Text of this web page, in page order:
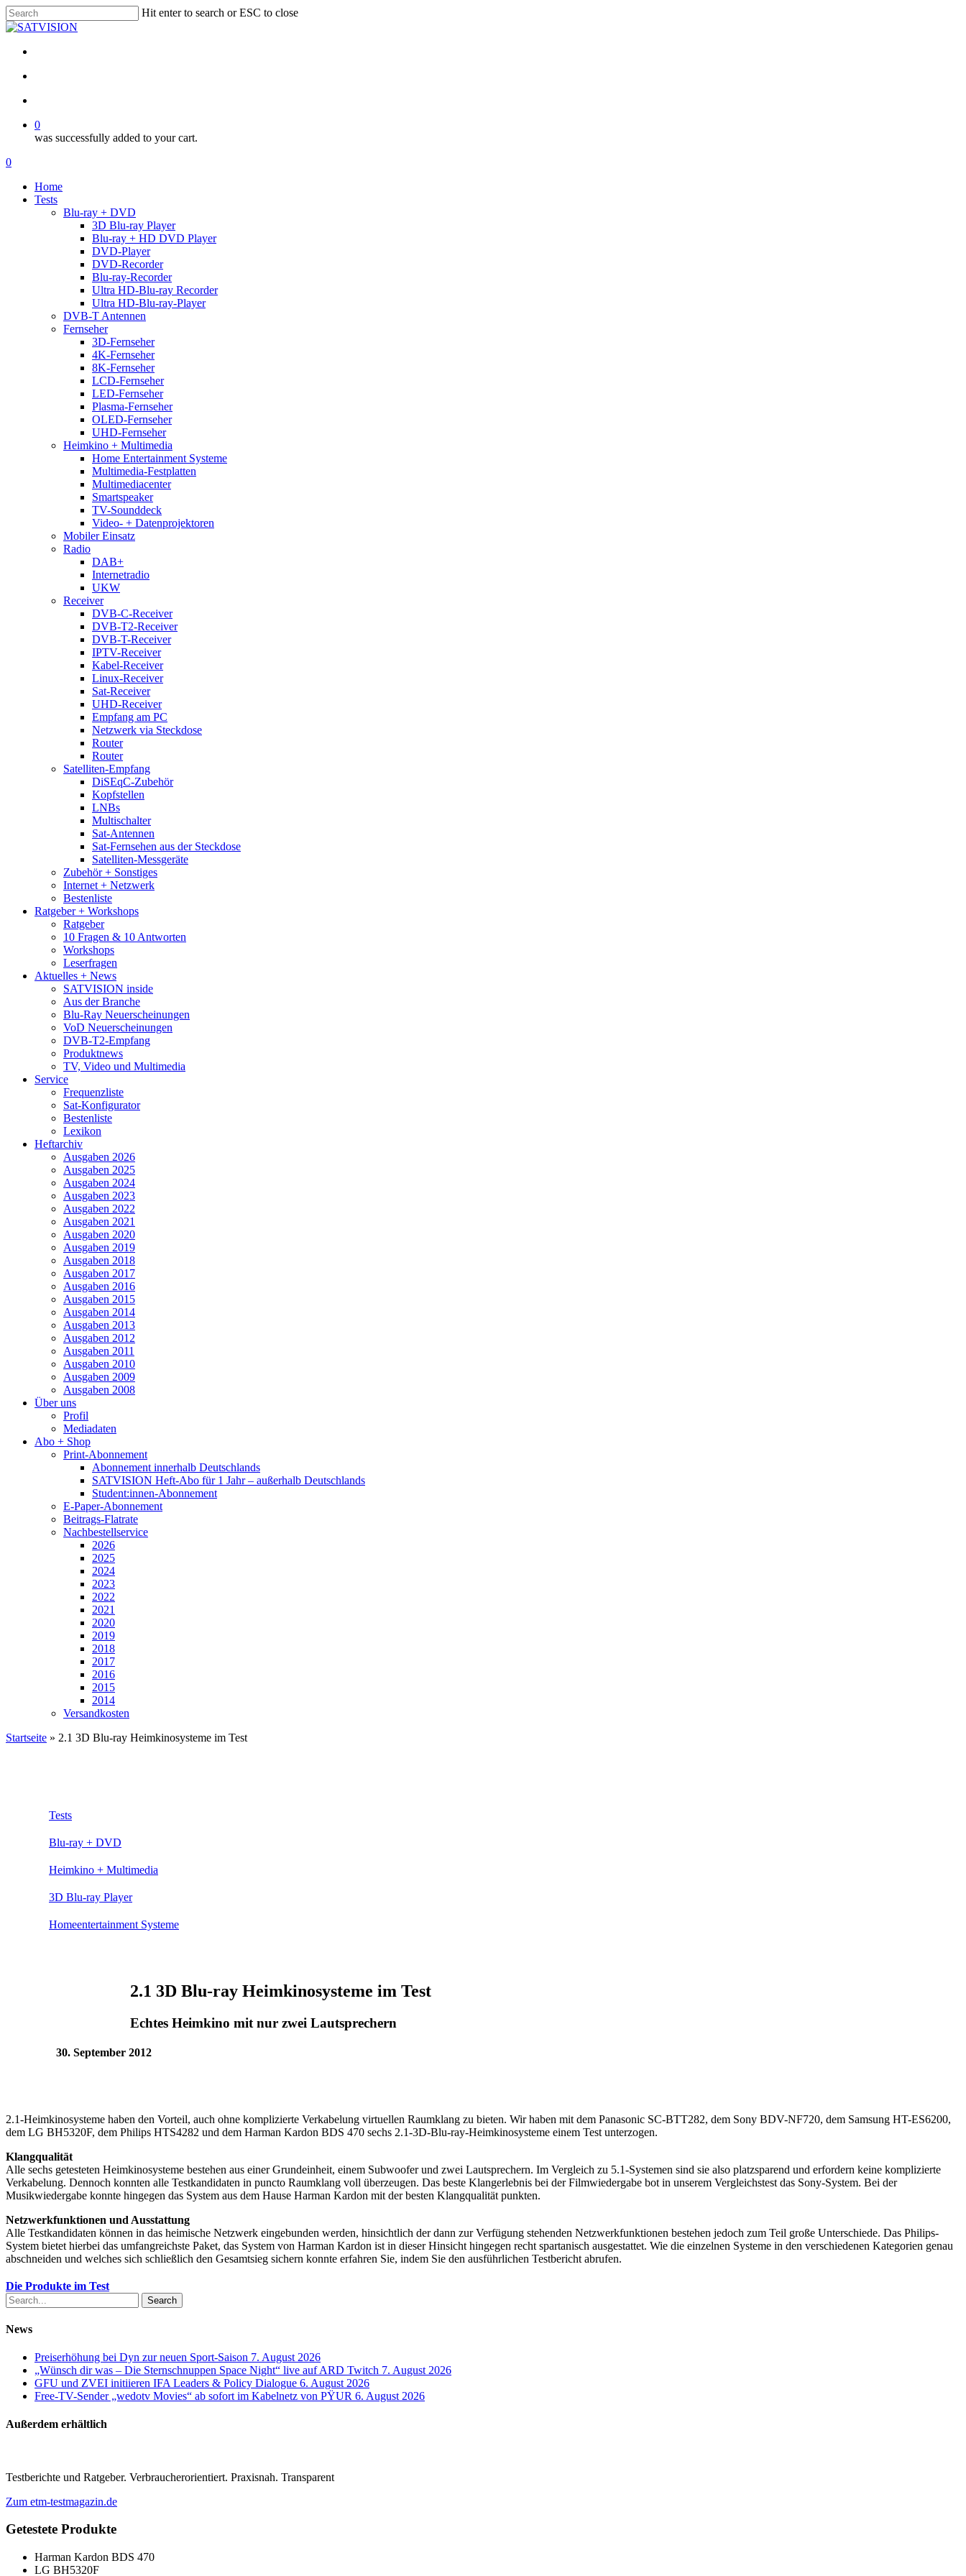
Skip
to
content
Hit enter to search or ESC to close
Close
0
was successfully added to your cart.
Menu
search
account
0
Home
Tests
Blu-ray + DVD
3D Blu-ray Player
Blu-ray + HD DVD Player
DVD-Player
DVD-Recorder
Blu-ray-Recorder
Ultra HD-Blu-ray Recorder
Ultra HD-Blu-ray-Player
DVB-T Antennen
Fernseher
3D-Fernseher
4K-Fernseher
8K-Fernseher
LCD-Fernseher
LED-Fernseher
Plasma-Fernseher
OLED-Fernseher
UHD-Fernseher
Heimkino + Multimedia
Home Entertainment Systeme
Multimedia-Festplatten
Multimediacenter
Smartspeaker
TV-Sounddeck
Video- + Datenprojektoren
Mobiler Einsatz
Radio
DAB+
Internetradio
UKW
Receiver
DVB-C-Receiver
DVB-T2-Receiver
DVB-T-Receiver
IPTV-Receiver
Kabel-Receiver
Linux-Receiver
Sat-Receiver
UHD-Receiver
Empfang am PC
Netzwerk via Steckdose
Router
Router
Satelliten-Empfang
DiSEqC-Zubehör
Kopfstellen
LNBs
Multischalter
Sat-Antennen
Sat-Fernsehen aus der Steckdose
Satelliten-Messgeräte
Zubehör + Sonstiges
Internet + Netzwerk
Bestenliste
Ratgeber + Workshops
Ratgeber
10 Fragen & 10 Antworten
Workshops
Leserfragen
Aktuelles + News
SATVISION inside
Aus der Branche
Blu-Ray Neuerscheinungen
VoD Neuerscheinungen
DVB-T2-Empfang
Produktnews
TV, Video und Multimedia
Service
Frequenzliste
Sat-Konfigurator
Bestenliste
Lexikon
Heftarchiv
Ausgaben 2026
Ausgaben 2025
Ausgaben 2024
Ausgaben 2023
Ausgaben 2022
Ausgaben 2021
Ausgaben 2020
Ausgaben 2019
Ausgaben 2018
Ausgaben 2017
Ausgaben 2016
Ausgaben 2015
Ausgaben 2014
Ausgaben 2013
Ausgaben 2012
Ausgaben 2011
Ausgaben 2010
Ausgaben 2009
Ausgaben 2008
Über uns
Profil
Mediadaten
Abo + Shop
Print-Abonnement
Abonnement innerhalb Deutschlands
SATVISION Heft-Abo für 1 Jahr – außerhalb Deutschlands
Student:innen-Abonnement
E-Paper-Abonnement
Beitrags-Flatrate
Nachbestellservice
2026
2025
2024
2023
2022
2021
2020
2019
2018
2017
2016
2015
2014
Versandkosten
Startseite » 2.1 3D Blu-ray Heimkinosysteme im Test
Tests
Blu-ray + DVD
Heimkino + Multimedia
3D Blu-ray Player
Homeentertainment Systeme
2.1 3D Blu-ray Heimkinosysteme im Test
Echtes Heimkino mit nur zwei Lautsprechern
30. September 2012
2.1-Heimkinosysteme haben den Vorteil, auch ohne komplizierte Verkabelung virtuellen Raumklang zu bieten. Wir haben mit dem Panasonic SC-BTT282, dem Sony BDV-NF720, dem Samsung HT-ES6200,
dem LG BH5320F, dem Philips HTS4282 und dem Harman Kardon BDS 470 sechs 2.1-3D-Blu-ray-Heimkinosysteme einem Test unterzogen.
Klangqualität
Alle sechs getesteten Heimkinosysteme bestehen aus einer Grundeinheit, einem Subwoofer und zwei Lautsprechern. Im Vergleich zu 5.1-Systemen sind sie also platzsparend und erfordern keine komplizierte
Verkabelung. Dennoch konnten alle Testkandidaten in puncto Raumklang voll überzeugen. Das beste Klangerlebnis bei der Filmwiedergabe bot in unserem Vergleichstest das Sony-System. Bei der
Musikwiedergabe konnte hingegen das System aus dem Hause Harman Kardon mit der besten Klangqualität punkten.
Netzwerkfunktionen und Ausstattung
Alle Testkandidaten können in das heimische Netzwerk eingebunden werden, hinsichtlich der dann zur Verfügung stehenden Netzwerkfunktionen bestehen jedoch zum Teil große Unterschiede. Das Philips-
System bietet hierbei das umfangreichste Paket, das System von Harman Kardon ist in dieser Hinsicht hingegen recht spartanisch ausgestattet. Wie die einzelnen Systeme in den verschiedenen Kategorien genau
abschneiden und welches sich schließlich den Gesamtsieg sichern konnte erfahren Sie, indem Sie den ausführlichen Testbericht abrufen.
Die Produkte im Test
Search
News
Preiserhöhung bei Dyn zur neuen Sport-Saison 7. August 2026
„Wünsch dir was – Die Sternschnuppen Space Night“ live auf ARD Twitch 7. August 2026
GFU und ZVEI initiieren IFA Leaders & Policy Dialogue 6. August 2026
Free-TV-Sender „wedotv Movies“ ab sofort im Kabelnetz von PŸUR 6. August 2026
Außerdem erhältlich
Testberichte und Ratgeber. Verbraucherorientiert. Praxisnah. Transparent
Zum etm-testmagazin.de
Getestete Produkte
Harman Kardon BDS 470
LG BH5320F